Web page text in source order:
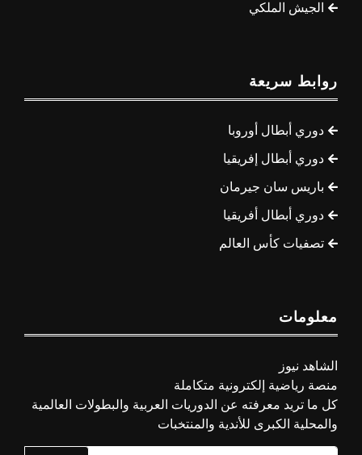
الجيش الملكي
روابط سريعة
دوري أبطال أوروبا
دوري أبطال إفريقيا
باريس سان جيرمان
دوري أبطال أفريقيا
تصفيات كأس العالم
معلومات
الشاهد نيوز
منصة رياضية إلكترونية متكاملة
كل ما تريد معرفته عن الدوريات العربية والبطولات العالمية
والمحلية الكبرى للأندية والمنتخبات